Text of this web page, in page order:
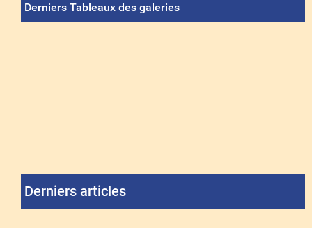
Derniers Tableaux des galeries
Derniers articles